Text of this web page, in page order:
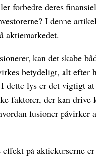
forbedre deres
I denne
aktiemarkedet.
kan det skabe
betydeligt, alt efter
lys er det vigtigt at
faktorer, der kan
fusioner påvirker
på aktiekurserne